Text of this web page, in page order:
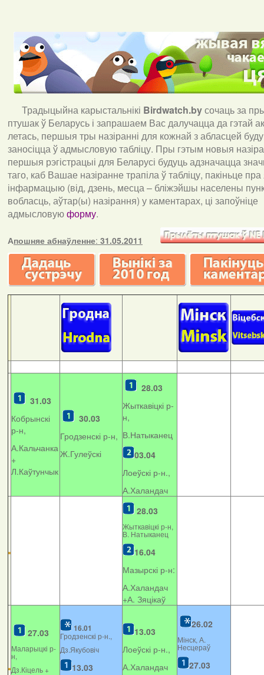
Традыцыйна карыстальнікі Birdwatch.byсочаць за
птушак ў Беларусь і запрашаем Вас далучацца да гэтай
летась, першыя тры назіранні для кожнай з абласцей
заносіцца ў адмысловую табліцу. Пры гэтым новыя
першыя рэгістрацыі для Беларусі будуць адзначацца
таго, каб Вашае назіранне трапіла ў табліцу, пакіньце пра
інфармацыю (від, дзень, месца – бліжэйшы населены
вобласць, аўтар(ы) назірання) у каментарах, ці запоўніце
адмысловуюформу.
Апошняе абнаўленне: 31.05.2011
31.03
Кобрынскі
р-н,
А.Кальчанка
+
Л.Каўтунчык
30.03
Гродзенскі р-н,
Ж.Гулеўскі
28.03
Жыткавіцкі р-
н,
В.Натыканец
03.04
Лоеўскі р-н.,
А.Халандач
28.03
Жыткавіцкі р-н,
В. Натыканец
16.04
Мазырскі р-н:
А.Халандач
+А. Зяцікаў
27.03
Маларыцкі р-
н,
Дз.Кіцель +
16.01
Гродзенскі р-н.,
Дз.Якубовіч
13.03
13.03
Лоеўскі р-н.,
А.Халандач
26.02
Мінск, А.
Несцераў
27.03